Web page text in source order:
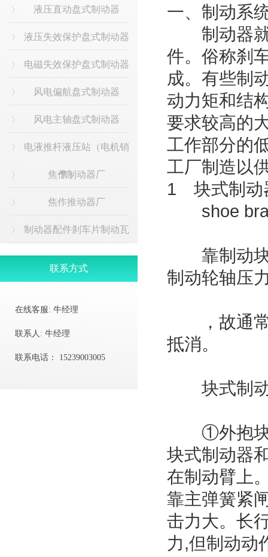
液压直动盘式制动器
液压失效保护盘式制动器
电磁失效保护盘式制动器
风电偏航盘式制动器
风电主轴盘式制动器
电液推杆液压站（电机销
售）
焦作制动器厂
焦作推动器厂
制动器配件刹车片制动瓦
联系方式
在线客服: 牛经理
联系人: 牛经理
联系电话： 15239003005
一、制动系
制动器就
件。俗称刹
成。有些制
动力矩和结
要求较高的
工作部分的
工厂制造以
1 块式制动
shoe
靠制动块
制动轮轴压
，故通常
抵消。
块式制动
①外抱块式
块式制动器
在制动臂上
靠主弹簧紧
击力大。长
力,但制动动